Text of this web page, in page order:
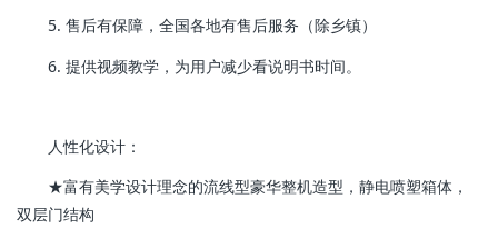
5. 售后有保障，全国各地有售后服务（除乡镇）
6. 提供视频教学，为用户减少看说明书时间。
人性化设计：
★富有美学设计理念的流线型豪华整机造型，静电喷塑箱体，
双层门结构